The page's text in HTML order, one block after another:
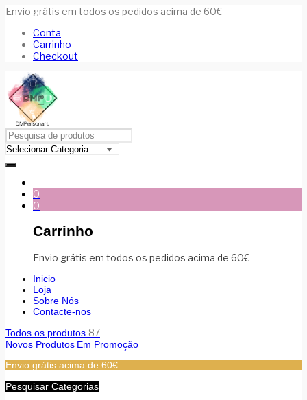
Envio grátis em todos os pedidos acima de 60€
Conta
Carrinho
Checkout
0
0
Carrinho
Envio grátis em todos os pedidos acima de 60€
Inicio
Loja
Sobre Nós
Contacte-nos
Todos os produtos 87
Novos Produtos Em Promoção
Envio grátis acima de 60€
Pesquisar Categorias